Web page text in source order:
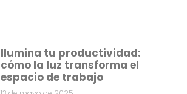
Ilumina tu productividad:
cómo la luz transforma el
espacio de trabajo